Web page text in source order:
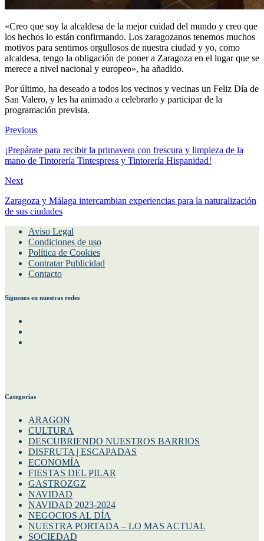
«Creo que soy la alcaldesa de la mejor cuidad del mundo y creo que
los hechos lo están confirmando. Los zaragozanos tenemos muchos
motivos para sentirnos orgullosos de nuestra ciudad y yo, como
alcaldesa, tengo la obligación de poner a Zaragoza en el lugar que se
merece a nivel nacional y europeo», ha añadido.
Por último, ha deseado a todos los vecinos y vecinas un Feliz Día de
San Valero, y les ha animado a celebrarlo y participar de la
programación prevista.
Previous
¡Prepárate para recibir la primavera con frescura y limpieza de la
mano de Tintorería Tintespress y Tintorería Hispanidad!
Next
Zaragoza y Málaga intercambian experiencias para la naturalización
de sus ciudades
Aviso Legal
Condiciones de uso
Política de Cookies
Contratar Publicidad
Contacto
Siguenos en nuestras redes
Categorías
ARAGON
CULTURA
DESCUBRIENDO NUESTROS BARRIOS
DISFRUTA | ESCAPADAS
ECONOMÍA
FIESTAS DEL PILAR
GASTROZGZ
NAVIDAD
NAVIDAD 2023-2024
NEGOCIOS AL DÍA
NUESTRA PORTADA – LO MAS ACTUAL
SOCIEDAD